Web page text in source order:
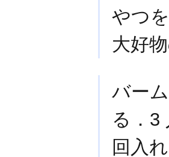
やつ
大好
バー
る．3
回入